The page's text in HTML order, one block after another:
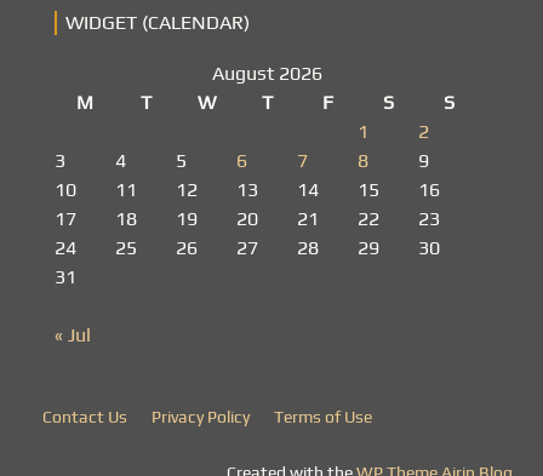
WIDGET (CALENDAR)
August 2026
M
T W T F S
S
1
2
3
4 5 6 7 8
9
10
11 12 13 14 15
16
17
18 19 20 21 22
23
24
25 26 27 28 29
30
31
« Jul
Contact Us Privacy Policy Terms of Use